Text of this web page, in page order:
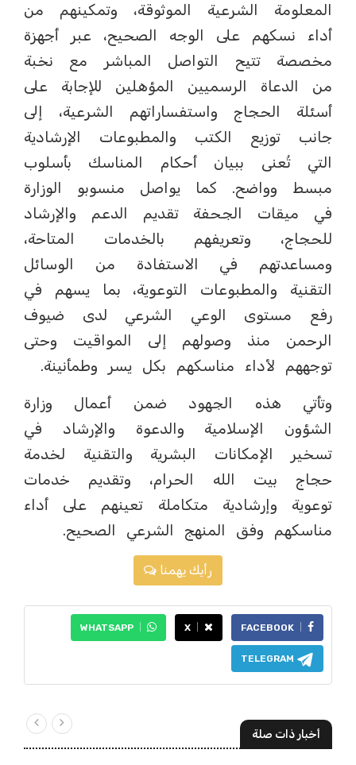
المعلومة الشرعية الموثوقة، وتمكينهم من
أداء نسكهم على الوجه الصحيح، عبر أجهزة
مخصصة تتيح التواصل المباشر مع نخبة
من الدعاة الرسميين المؤهلين للإجابة على
أسئلة الحجاج واستفساراتهم الشرعية، إلى
جانب توزيع الكتب والمطبوعات الإرشادية
التي تُعنى ببيان أحكام المناسك بأسلوب
مبسط وواضح. كما يواصل منسوبو الوزارة
في ميقات الجحفة تقديم الدعم والإرشاد
للحجاج، وتعريفهم بالخدمات المتاحة،
ومساعدتهم في الاستفادة من الوسائل
التقنية والمطبوعات التوعوية، بما يسهم في
رفع مستوى الوعي الشرعي لدى ضيوف
الرحمن منذ وصولهم إلى المواقيت وحتى
توجههم لأداء مناسكهم بكل يسر وطمأنينة.
وتأتي هذه الجهود ضمن أعمال وزارة
الشؤون الإسلامية والدعوة والإرشاد في
تسخير الإمكانات البشرية والتقنية لخدمة
حجاج بيت الله الحرام، وتقديم خدمات
توعوية وإرشادية متكاملة تعينهم على أداء
مناسكهم وفق المنهج الشرعي الصحيح.
رأيك يهمنا
FACEBOOK
X
WHATSAPP
TELEGRAM
أخبار ذات صلة